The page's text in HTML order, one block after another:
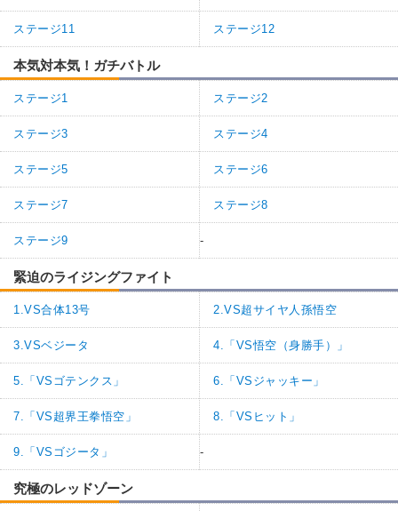
ステージ11 ステージ12
本気対本気！ガチバトル
ステージ1 ステージ2
ステージ3 ステージ4
ステージ5 ステージ6
ステージ7 ステージ8
ステージ9 -
緊迫のライジングファイト
1.VS合体13号 2.VS超サイヤ人孫悟空
3.VSベジータ 4.「VS悟空（身勝手）」
5.「VSゴテンクス」 6.「VSジャッキー」
7.「VS超界王拳悟空」 8.「VSヒット」
9.「VSゴジータ」 -
究極のレッドゾーン